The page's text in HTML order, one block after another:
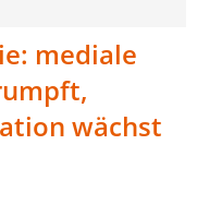
mediale
wächst